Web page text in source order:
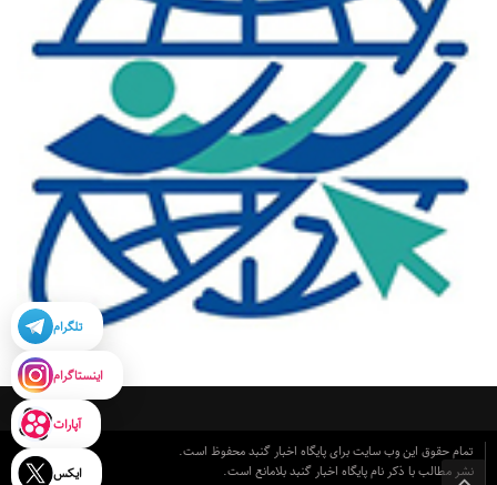
تمام حقوق این وب سایت برای پایگاه اخبار گنبد محفوظ است.
نشر مطالب با ذکر نام پایگاه اخبار گنبد بلامانع است.
تلگرام
اینستاگرام
آپارات
ایکس